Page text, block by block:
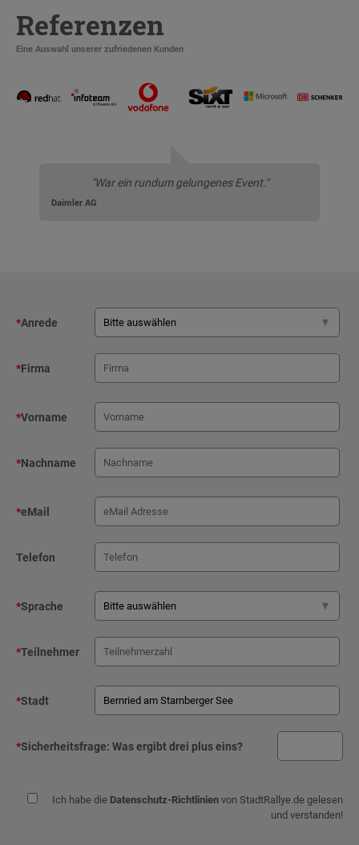
Referenzen
Eine Auswahl unserer zufriedenen Kunden
"War ein rundum gelungenes Event."
Daimler AG
*Anrede
*Firma
*Vorname
*Nachname
*eMail
Telefon
*Sprache
*Teilnehmer
*Stadt
*Sicherheitsfrage: Was ergibt drei plus eins?
Ich habe die Datenschutz-Richtlinien von StadtRallye.de gelesen
und verstanden!